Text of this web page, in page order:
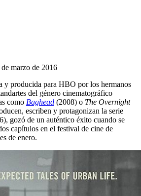
marzo de 2016
y producida para HBO por los hermanos
del género cinematográfico
como Baghead (2008) o The Overnight
escriben y protagonizan la serie
gozó de un auténtico éxito cuando se
capítulos en el festival de cine de
de enero.